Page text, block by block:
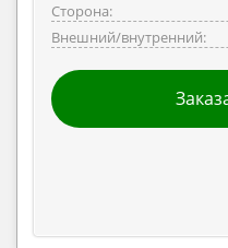
Сторона:
Внешний/внутренний: